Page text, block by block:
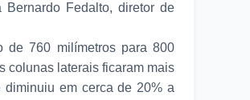
Fedalto, diretor de
de 760 milímetros para 800
colunas laterais ficaram mais
diminuiu em cerca de 20% a